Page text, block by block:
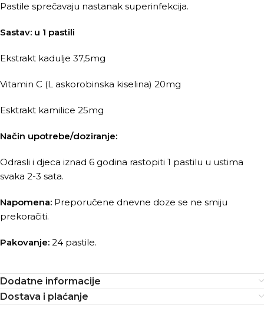
Pastile sprečavaju nastanak superinfekcija.
Sastav: u 1 pastili
Ekstrakt kadulje 37,5mg
Vitamin C (L askorobinska kiselina) 20mg
Esktrakt kamilice 25mg
Način upotrebe/doziranje:
Odrasli i djeca iznad 6 godina rastopiti 1 pastilu u ustima
svaka 2-3 sata.
Napomena: Preporučene dnevne doze se ne smiju
prekoračiti.
Pakovanje: 24 pastile.
Dodatne informacije
Dostava i plaćanje